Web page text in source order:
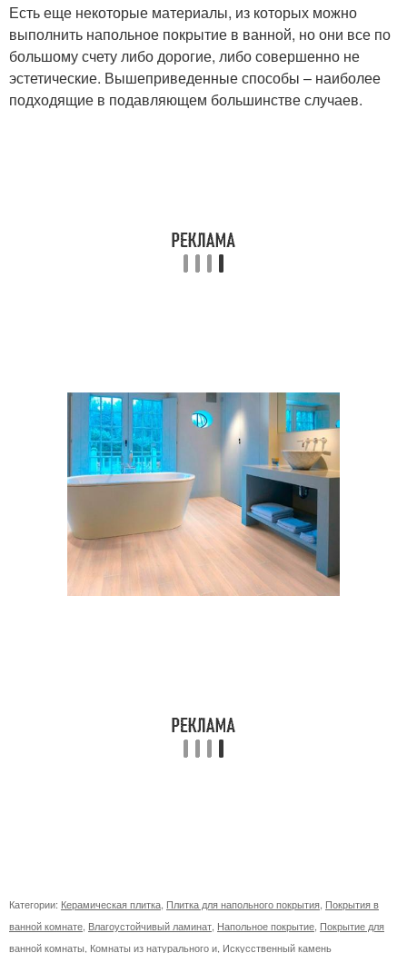
Есть еще некоторые материалы, из которых можно
выполнить напольное покрытие в ванной, но они все по
большому счету либо дорогие, либо совершенно не
эстетические. Вышеприведенные способы – наиболее
подходящие в подавляющем большинстве случаев.
Категории: Керамическая плитка Плитка для напольного покрытия Покрытия в
ванной комнате Влагоустойчивый ламинат Напольное покрытие Покрытие для
ванной комнаты Комнаты из натурального и Искусственный камень